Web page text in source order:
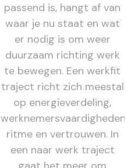
passend is, hangt af van
waar je nu staat en wat
er nodig is om weer
duurzaam richting werk
te bewegen. Een werkfit
traject richt zich meestal
op energieverdeling,
werknemersvaardigheden,
ritme en vertrouwen. In
een naar werk traject